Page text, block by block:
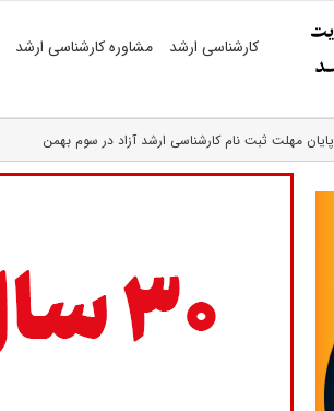
کارشناسی ارشد مشاوره کارشناسی ارشد
پایان مهلت ثبت نام کارشناسی ارشد آزاد در سوم بهمن